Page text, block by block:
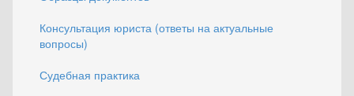
Консультация юриста (ответы на актуальные
вопросы)
Судебная практика